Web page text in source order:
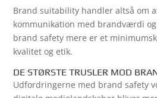
Brand suitability handler altså om
kommunikation med brandværdi
brand safety mere er et
kvalitet og etik.
DE STØRSTE TRUSLER MOD
Udfordringerne med brand safety